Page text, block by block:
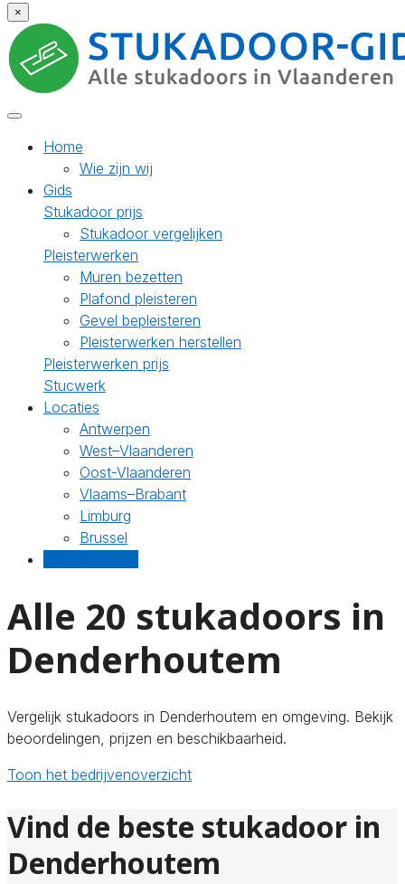
×
Home
Wie zijn wij
Gids
Stukadoor prijs
Stukadoor vergelijken
Pleisterwerken
Muren bezetten
Plafond pleisteren
Gevel bepleisteren
Pleisterwerken herstellen
Pleisterwerken prijs
Stucwerk
Locaties
Antwerpen
West–Vlaanderen
Oost-Vlaanderen
Vlaams–Brabant
Limburg
Brussel
Alle 20 stukadoors in
Denderhoutem
Vergelijk stukadoors in Denderhoutem en omgeving. Bekijk
beoordelingen, prijzen en beschikbaarheid.
Toon het bedrijvenoverzicht
Vind de beste stukadoor in
Denderhoutem